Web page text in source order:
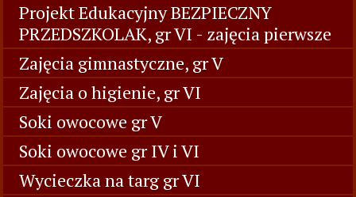
Projekt Edukacyjny BEZPIECZNY
PRZEDSZKOLAK, gr VI - zajęcia pierwsze
Zajęcia gimnastyczne, gr V
Zajęcia o higienie, gr VI
Soki owocowe gr V
Soki owocowe gr IV i VI
Wycieczka na targ gr VI